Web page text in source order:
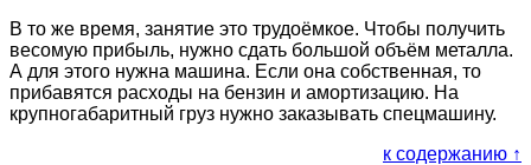
В то же время, занятие это трудоёмкое. Чтобы получить
весомую прибыль, нужно сдать большой объём металла.
А для этого нужна машина. Если она собственная, то
прибавятся расходы на бензин и амортизацию. На
крупногабаритный груз нужно заказывать спецмашину.
к содержанию ↑